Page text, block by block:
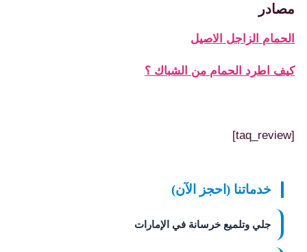
الزاجل الاصيل
اطرد الحمام من الشباك ؟
خدماتنا (احجز الآن)
جلي وتلميع خرسانة في الإمارات